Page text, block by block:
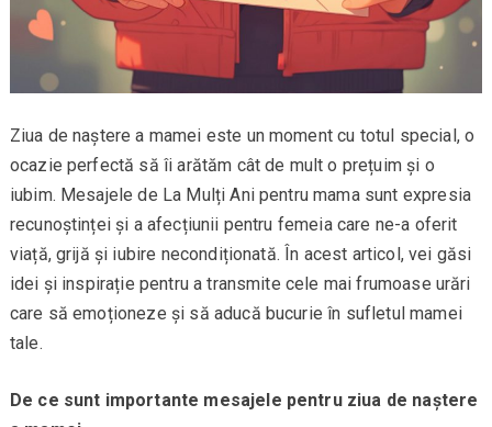
Ziua de naștere a mamei este un moment cu totul special, o
ocazie perfectă să îi arătăm cât de mult o prețuim și o
iubim. Mesajele de La Mulți Ani pentru mama sunt expresia
recunoștinței și a afecțiunii pentru femeia care ne-a oferit
viață, grijă și iubire necondiționată. În acest articol, vei găsi
idei și inspirație pentru a transmite cele mai frumoase urări
care să emoționeze și să aducă bucurie în sufletul mamei
tale.
De ce sunt importante mesajele pentru ziua de naștere